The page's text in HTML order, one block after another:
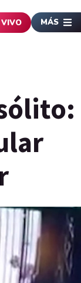
VIVO MÁS